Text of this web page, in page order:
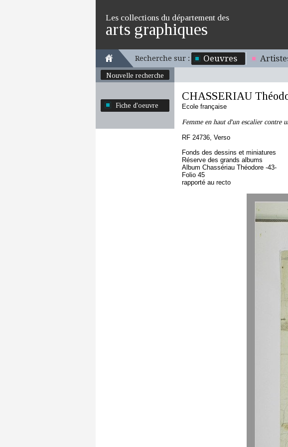
Les collections du département des
arts graphiques
Recherche sur : Oeuvres
Nouvelle recherche
Fiche d'oeuvre
CHASSERIAU
Ecole française
Femme en haut d'un escalier contre
RF 24736, Verso
Fonds des dessins et miniatures
Réserve des grands albums
Album Chassériau Théodore -43-
Folio 45
rapporté au recto